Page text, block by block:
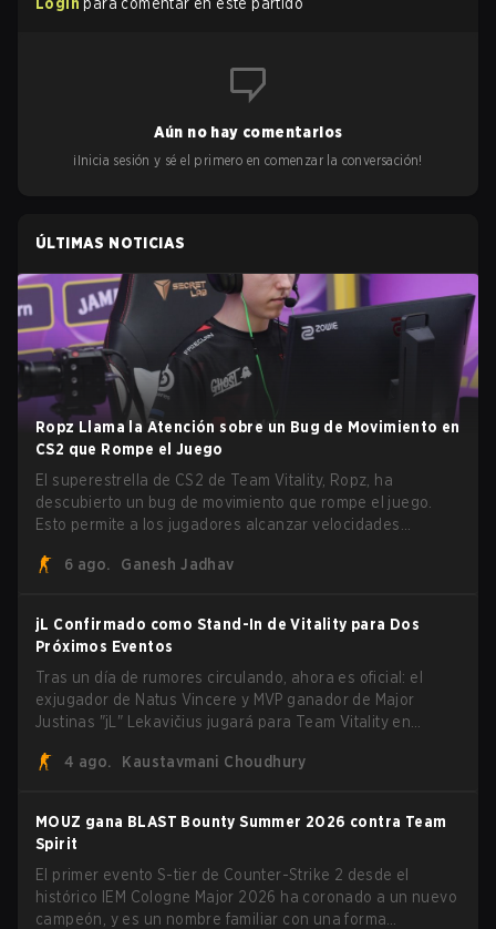
Aún no hay comentarios
¡Inicia sesión y sé el primero en comenzar la conversación!
ÚLTIMAS NOTICIAS
Ropz Llama la Atención sobre un Bug de Movimiento en
CS2 que Rompe el Juego
El superestrella de CS2 de Team Vitality, Ropz, ha
descubierto un bug de movimiento que rompe el juego.
Esto permite a los jugadores alcanzar velocidades
6 ago.
Ganesh Jadhav
jL Confirmado como Stand-In de Vitality para Dos
Próximos Eventos
Tras un día de rumores circulando, ahora es oficial: el
exjugador de Natus Vincere y MVP ganador de Major
Justinas "jL" Lekavičius jugará para Team Vitality en
lituano dio la noticia él mismo en stream, bromeando:
burlándose del head coach de Vitality Rémy "XTQZZZ"
Quoniam en el proceso.
4 ago. Kaustavmani Choudhury
MOUZ gana BLAST Bounty Summer 2026 contra Team
Spirit
El primer evento S-tier de Counter-Strike 2 desde el
histórico IEM Cologne Major 2026 ha coronado a un nuevo
campeón, y es un nombre familiar con una forma